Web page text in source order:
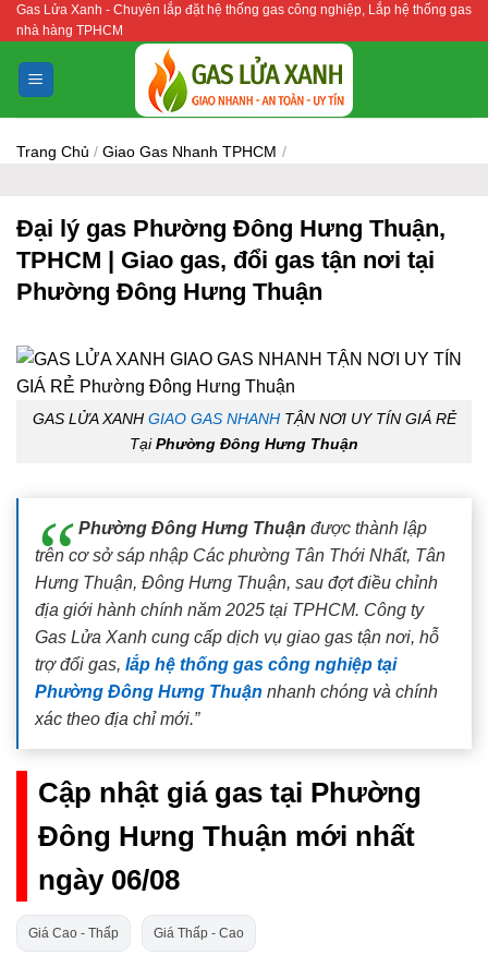
Bỏ
qua
nội
dung
Gas Lửa Xanh - Chuyên lắp đặt hệ thống gas công nghiệp, Lắp hệ thống gas
nhà hàng TPHCM
Trang Chủ / Giao Gas Nhanh TPHCM /
Đại lý gas Phường Đông Hưng Thuận,
TPHCM | Giao gas, đổi gas tận nơi tại
Phường Đông Hưng Thuận
GAS LỬA XANH GIAO GAS NHANHTẬN NƠI UY TÍN GIÁ RẺ
TạiPhường Đông Hưng Thuận
Phường Đông Hưng Thuận được thành lập
trên cơ sở sáp nhập Các phường Tân Thới Nhất, Tân
Hưng Thuận, Đông Hưng Thuận, sau đợt điều chỉnh
địa giới hành chính năm 2025 tại TPHCM. Công ty
Gas Lửa Xanh cung cấp dịch vụ giao gas tận nơi, hỗ
trợ đổi gas, lắp hệ thống gas công nghiệp tại
Phường Đông Hưng Thuận nhanh chóng và chính
xác theo địa chỉ mới.”
Cập nhật giá gas tại Phường
Đông Hưng Thuận mới nhất
ngày 06/08
Giá Cao - Thấp Giá Thấp - Cao